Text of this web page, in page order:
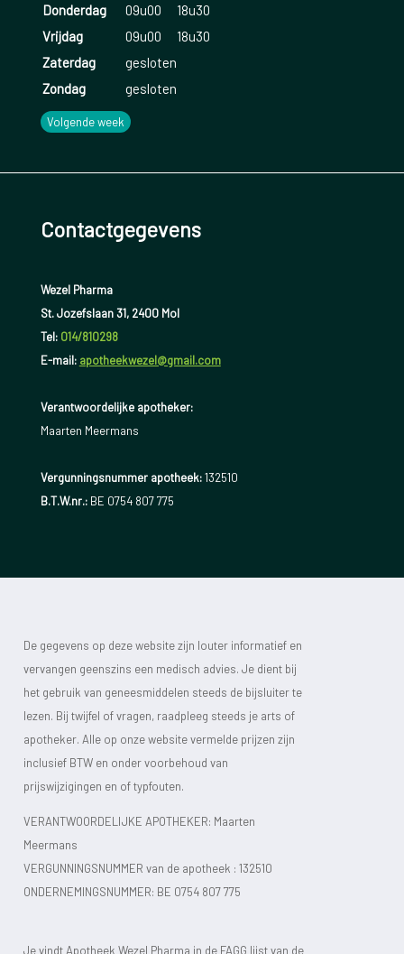
Donderdag
09u00
18u30
Vrijdag
09u00
18u30
Zaterdag
gesloten
Zondag
gesloten
Volgende week
Contactgegevens
Wezel Pharma
St. Jozefslaan 31, 2400 Mol
Tel: 014/810298
E-mail: apotheekwezel@gmail.com
Verantwoordelijke apotheker:
Maarten Meermans
Vergunningsnummer apotheek:132510
B.T.W.nr.:BE 0754 807 775
De gegevens op deze website zijn louter informatief en
vervangen geenszins een medisch advies. Je dient bij
het gebruik van geneesmiddelen steeds de bijsluiter te
lezen. Bij twijfel of vragen, raadpleeg steeds je arts of
apotheker. Alle op onze website vermelde prijzen zijn
inclusief BTW en onder voorbehoud van
prijswijzigingen en of typfouten.
VERANTWOORDELIJKE APOTHEKER: Maarten
Meermans
VERGUNNINGSNUMMER van de apotheek : 132510
ONDERNEMINGSNUMMER: BE 0754 807 775
Je vindt Apotheek Wezel Pharma in de FAGG lijst van de